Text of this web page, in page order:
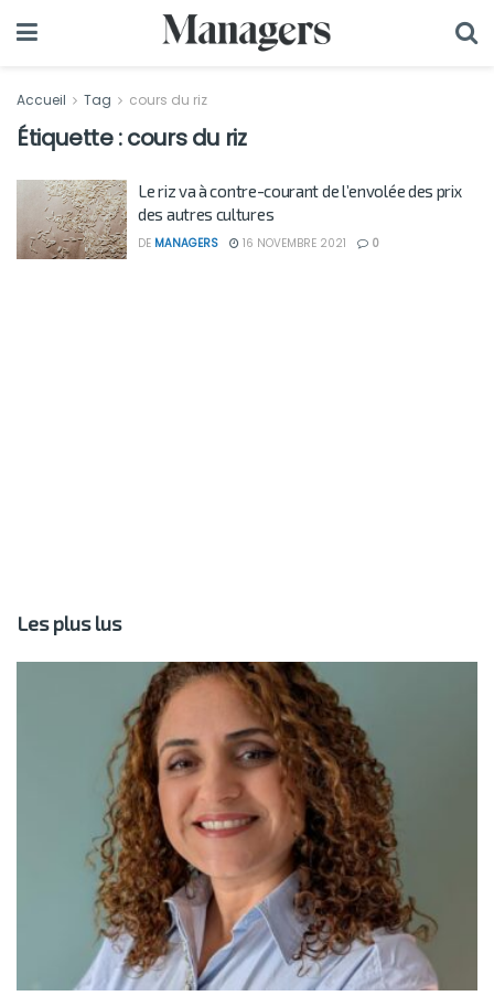
Accueil Tag cours du riz
Étiquette :cours du riz
Le riz va à contre-courant de l’envolée des prix
des autres cultures
DE MANAGERS 16 NOVEMBRE 2021 0
Les plus lus